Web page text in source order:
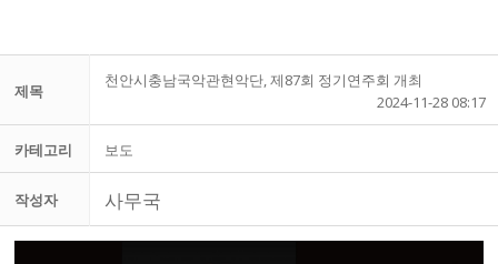
제목
천안시충남국악관현악단, 제87회 정기연주회 개최
2024-11-28 08:17
카테고리 보도
작성자 사무국